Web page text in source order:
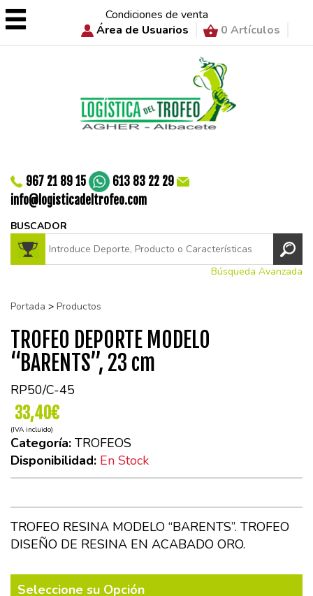
Condiciones de venta
Área de Usuarios
0 Artículos
967 21 89 15
613 83 22 29
info@logisticadeltrofeo.com
BUSCADOR
Búsqueda Avanzada
Portada > Productos
TROFEO DEPORTE MODELO
“BARENTS”, 23 cm
RP50/C-45
33,40€
(IVA incluido)
Categoría: TROFEOS
Disponibilidad: En Stock
TROFEO RESINA MODELO “BARENTS”. TROFEO
DISEÑO DE RESINA EN ACABADO ORO.
Seleccione su Opción